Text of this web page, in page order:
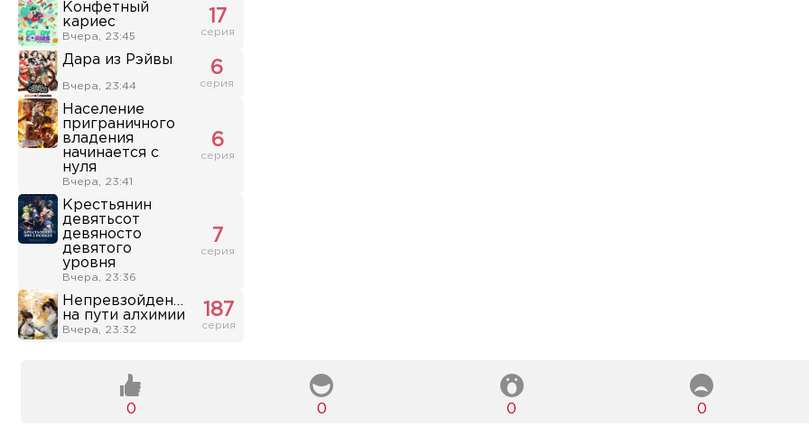
Конфетный
кариес
Вчера, 23:45
17
серия
Дара из Рэйвы
Вчера, 23:44
6
серия
Население
приграничного
владения
начинается с
нуля
Вчера, 23:41
6
серия
Крестьянин
девятьсот
девяносто
девятого
уровня
Вчера, 23:36
7
серия
Непревзойденный
на пути алхимии
Вчера, 23:32
187
серия
0 0 0 0